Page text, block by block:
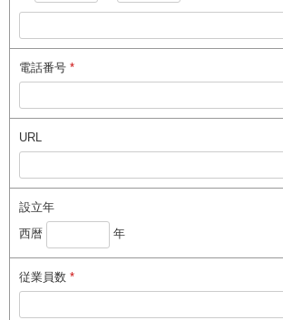
電話番号 *
URL
設立年
西暦
年
従業員数 *